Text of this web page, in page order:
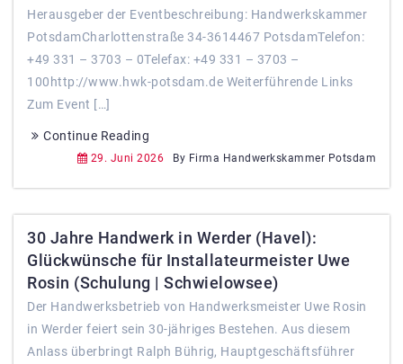
Herausgeber der Eventbeschreibung: Handwerkskammer
PotsdamCharlottenstraße 34-3614467 PotsdamTelefon:
+49 331 – 3703 – 0Telefax: +49 331 – 3703 –
100http://www.hwk-potsdam.de Weiterführende Links
Zum Event […]
Continue Reading
29. Juni 2026 By Firma Handwerkskammer Potsdam
30 Jahre Handwerk in Werder (Havel):
Glückwünsche für Installateurmeister Uwe
Rosin (Schulung | Schwielowsee)
Der Handwerksbetrieb von Handwerksmeister Uwe Rosin
in Werder feiert sein 30-jähriges Bestehen. Aus diesem
Anlass überbringt Ralph Bührig, Hauptgeschäftsführer